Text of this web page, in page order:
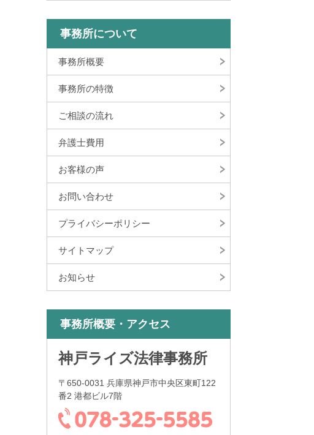
事務所について
事務所概要
事務所の特徴
ご相談の流れ
弁護士費用
お客様の声
お問い合わせ
プライバシーポリシー
サイトマップ
お知らせ
事務所概要・アクセス
神戸ライズ法律事務所
〒650-0031 兵庫県神戸市中央区東町122
番2 港都ビル7階